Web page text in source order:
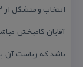
آقایان كامبخش
باشد كه ریاست آن